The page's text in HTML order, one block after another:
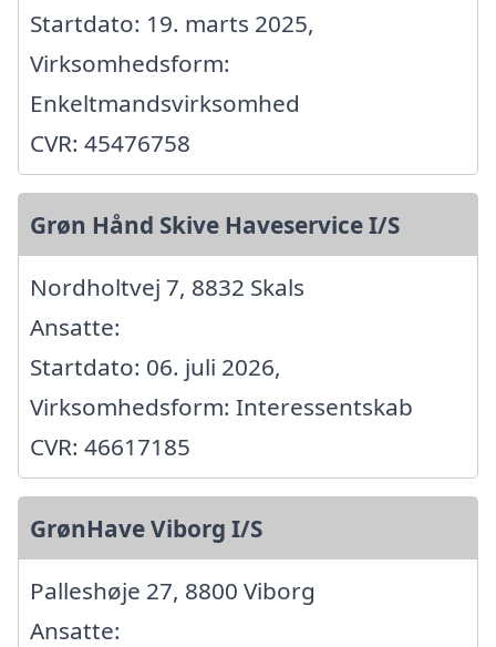
Startdato: 19. marts 2025,
Virksomhedsform:
Enkeltmandsvirksomhed
CVR: 45476758
Grøn Hånd Skive Haveservice I/S
Nordholtvej 7, 8832 Skals
Ansatte:
Startdato: 06. juli 2026,
Virksomhedsform: Interessentskab
CVR: 46617185
GrønHave Viborg I/S
Palleshøje 27, 8800 Viborg
Ansatte: